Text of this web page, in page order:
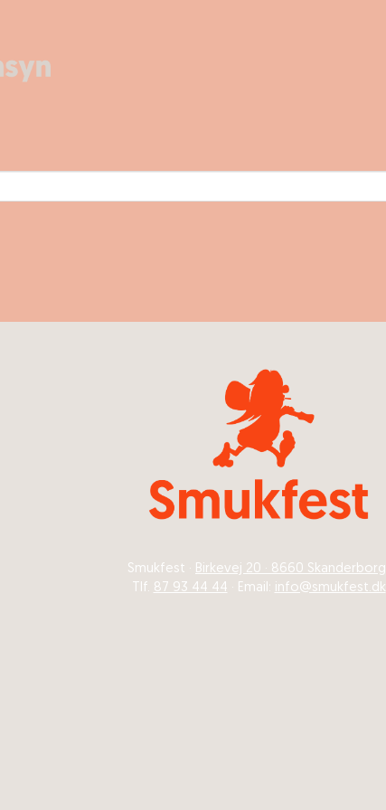
Smukfest · Birkevej 20 · 8660 Skanderborg
Tlf. 87 93 44 44 · Email: info@smukfest.dk